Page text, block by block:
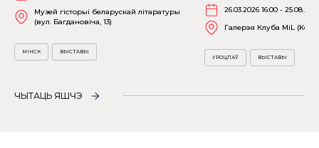
Музей гісторыі беларускай літаратуры
(вул. Багдановіча, 13)
МІНСК ВЫСТАВЫ
26.03.2026 16:00 -
Галерэя Клуба MiL
УРОЦЛАЎ ВЫСТАВЫ
ЧЫТАЦЬ ЯШЧЭ